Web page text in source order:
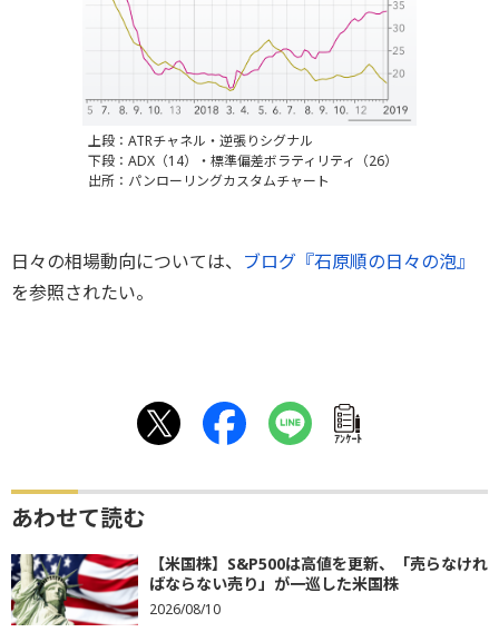
上段：ATRチャネル・逆張りシグナル
下段：ADX（14）・標準偏差ボラティリティ（26）
出所：パンローリングカスタムチャート
日々の相場動向については、 ブログ『石原順の日々の泡』
を参照されたい。
ｱﾝｹｰﾄ
あわせて読む
【米国株】S&P500は高値を更新、「売らなけれ
ばならない売り」が一巡した米国株
2026/08/10